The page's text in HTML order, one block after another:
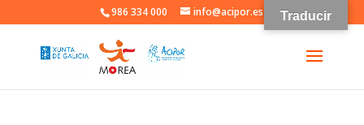
986 334 000 info@acipor.es Traducir